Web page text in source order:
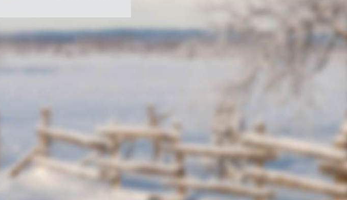
du
gouvernement
du